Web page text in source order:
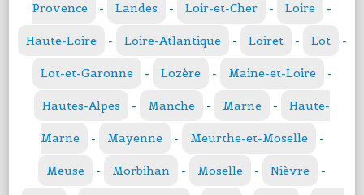
Provence - Landes - Loir-et-Cher - Loire -
Haute-Loire - Loire-Atlantique - Loiret - Lot -
Lot-et-Garonne - Lozère - Maine-et-Loire -
Hautes-Alpes - Manche - Marne - Haute-
Marne - Mayenne - Meurthe-et-Moselle -
Meuse - Morbihan - Moselle - Nièvre -